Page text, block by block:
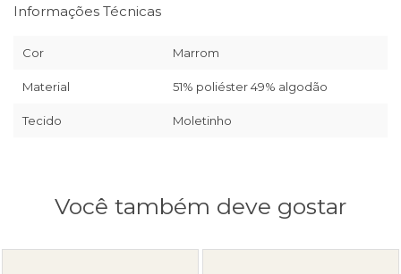
Informações Técnicas
Cor Marrom
Material 51% poliéster 49% algodão
Tecido Moletinho
Você também deve gostar